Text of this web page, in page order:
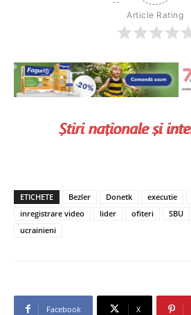
Article Rating
ETICHETE Bezler Donetk executie
inregistrare video
lider ofiteri SBU
ucrainieni
Facebook X